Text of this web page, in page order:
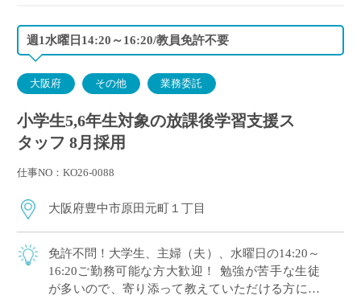
週1水曜日14:20～16:20/教員免許不要
大阪府 その他 業務委託
小学生5,6年生対象の放課後学習支援ス
タッフ 8月採用
仕事NO：KO26-0088
大阪府豊中市原田元町１丁目
免許不問！大学生、主婦（夫）、水曜日の14:20～
16:20ご勤務可能な方大歓迎！ 勉強が苦手な生徒
が多いので、寄り添って教えていただける方にオ